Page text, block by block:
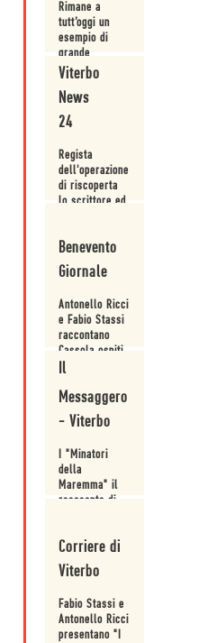
Rimane a
tutt’oggi un
esempio di
grande
giornalismo
poiché in
nessun punto,
in essi, si
sacrica la
potenza
letteraria
all’istanza
informativa.
Viterbo
News
24
Regista
dell'operazione
di riscoperta
lo scrittore ed
(viterbese di
adozione) che
ha affidato la
della
postfazione ad
Antonello
Ricci.
Benevento
Giornale
Antonello Ricci
e Fabio Stassi
raccontano
Cassola ospiti
Il
Messaggero
- Viterbo
I "Minatori
della
Maremma" il
resoconto di
Corriere di
Viterbo
Fabio Stassi e
Antonello Ricci
presentano "I